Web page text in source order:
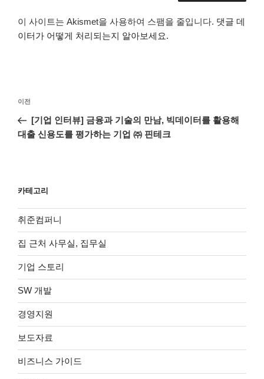
이 사이트는 Akismet을 사용하여 스팸을 줄입니다. 댓글 데
이터가 어떻게 처리되는지 알아보세요.
색
이
전
글
이전
[기업 인터뷰] 금융과 기술의 만남, 빅데이터를 활용해
대출 신용도를 평가하는 기업 ㈜ 핀테크
카테고리
취준컴퍼니
집 근처 사무실, 집무실
기업 스토리
SW 개발
경영지원
보도자료
비즈니스 가이드